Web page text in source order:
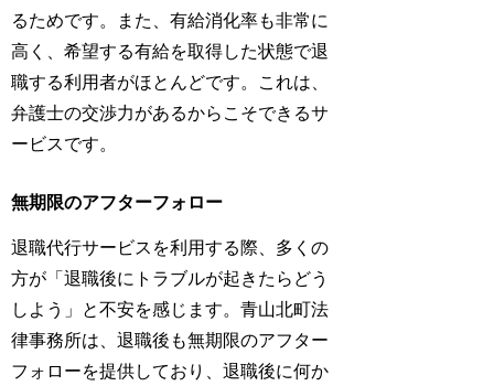
るためです。また、有給消化率も非常に
高く、希望する有給を取得した状態で退
職する利用者がほとんどです。これは、
弁護士の交渉力があるからこそできるサ
ービスです。
無期限のアフターフォロー
退職代行サービスを利用する際、多くの
方が「退職後にトラブルが起きたらどう
しよう」と不安を感じます。青山北町法
律事務所は、退職後も無期限のアフター
フォローを提供しており、退職後に何か